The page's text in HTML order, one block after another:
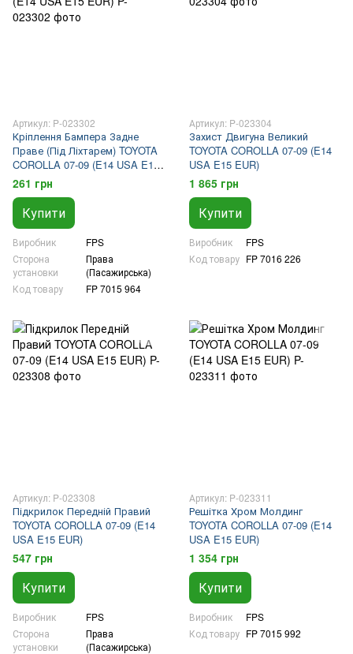
Артикул: P-023302
Кріплення Бампера Задне
Праве (Під Ліхтарем) TOYOTA
COROLLA 07-09 (E14 USA E15
EUR)
261 грн
Купити
Виробник
FPS
Сторона
установки
Права
(Пасажирська)
Код товару
FP 7015 964
Артикул: P-023304
Захист Двигуна Великий
TOYOTA COROLLA 07-09 (E14
USA E15 EUR)
1 865 грн
Купити
Виробник
FPS
Код товару FP 7016 226
Артикул: P-023308
Підкрилок Передній Правий
TOYOTA COROLLA 07-09 (E14
USA E15 EUR)
547 грн
Купити
Виробник
FPS
Сторона
установки
Права
(Пасажирська)
Артикул: P-023311
Решітка Хром Молдинг
TOYOTA COROLLA 07-09 (E14
USA E15 EUR)
1 354 грн
Купити
Виробник
FPS
Код товару FP 7015 992